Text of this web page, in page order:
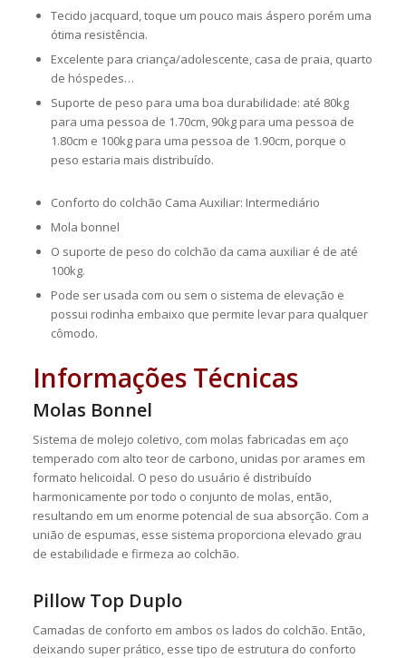
Tecido jacquard, toque um pouco mais áspero porém uma
ótima resistência.
Excelente para criança/adolescente, casa de praia, quarto
de hóspedes…
Suporte de peso para uma boa durabilidade: até 80kg
para uma pessoa de 1.70cm, 90kg para uma pessoa de
1.80cm e 100kg para uma pessoa de 1.90cm, porque o
peso estaria mais distribuído.
Conforto do colchão Cama Auxiliar: Intermediário
Mola bonnel
O suporte de peso do colchão da cama auxiliar é de até
100kg.
Pode ser usada com ou sem o sistema de elevação e
possui rodinha embaixo que permite levar para qualquer
cômodo.
Informações Técnicas
Molas Bonnel
Sistema de molejo coletivo, com molas fabricadas em aço
temperado com alto teor de carbono, unidas por arames em
formato helicoidal. O peso do usuário é distribuído
harmonicamente por todo o conjunto de molas, então,
resultando em um enorme potencial de sua absorção. Com a
união de espumas, esse sistema proporciona elevado grau
de estabilidade e firmeza ao colchão.
Pillow Top Duplo
Camadas de conforto em ambos os lados do colchão. Então,
deixando super prático, esse tipo de estrutura do conforto